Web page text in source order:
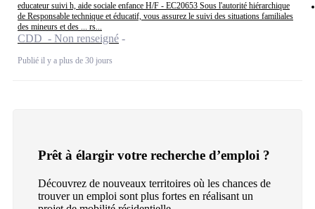
educateur suivi h, aide sociale enfance H/F - EC20653 Sous l'autorité hiérarchique
de Responsable technique et éducatif, vous assurez le suivi des situations familiales
des mineurs et des ... rs...
CDD - Non renseigné
Publié il y a plus de 30 jours
Prêt à élargir votre recherche d’emploi ?
Découvrez de nouveaux territoires où les chances de
trouver un emploi sont plus fortes en réalisant un